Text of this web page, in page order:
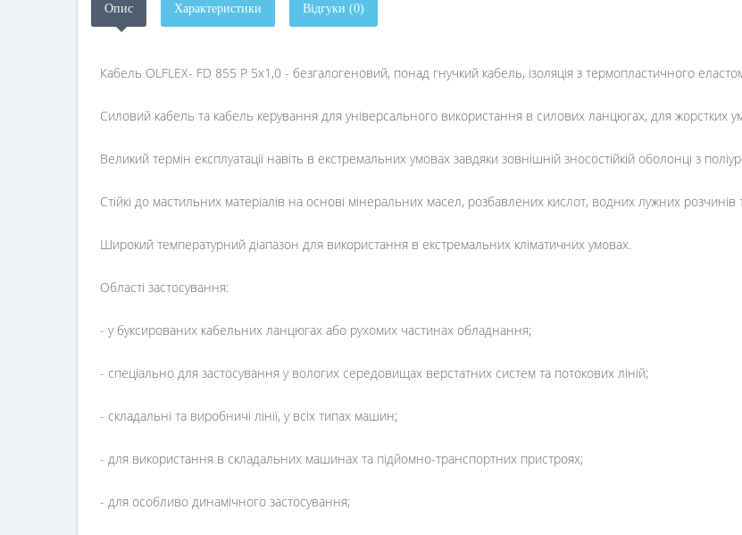
Опис Характеристики Відгуки (0)
Кабель OLFLEX- FD 855 P 5x1,0 - безгалогеновий, понад гнучкий кабель, ізоляція з термопластичного
Силовий кабель та кабель керування для універсального використання в силових ланцюгах, для жорстких
Великий термін експлуатації навіть в екстремальних умовах завдяки зовнішній зносостійкій оболонці з
Стійкі до мастильних матеріалів на основі мінеральних масел, розбавлених кислот, водних лужних розчинів
Широкий температурний діапазон для використання в екстремальних кліматичних умовах.
Області застосування:
- у буксированих кабельних ланцюгах або рухомих частинах обладнання;
- спеціально для застосування у вологих середовищах верстатних систем та потокових ліній;
- складальні та виробничі лінії, у всіх типах машин;
- для використання в складальних машинах та підйомно-транспортних пристроях;
- для особливо динамічного застосування;